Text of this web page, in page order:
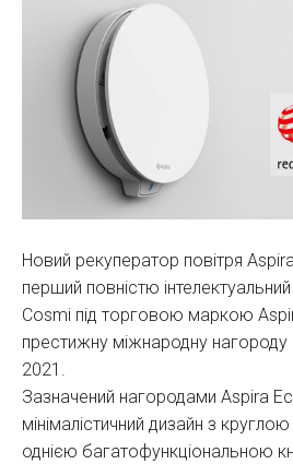
Новий рекуператор повітря
перший повністю інтелектуальний
Cosmi під торговою маркою
престижну міжнародну нагороду
2021.
Зазначений нагородами Aspira
мінімалістичний дизайн з
однією багатофункціональною